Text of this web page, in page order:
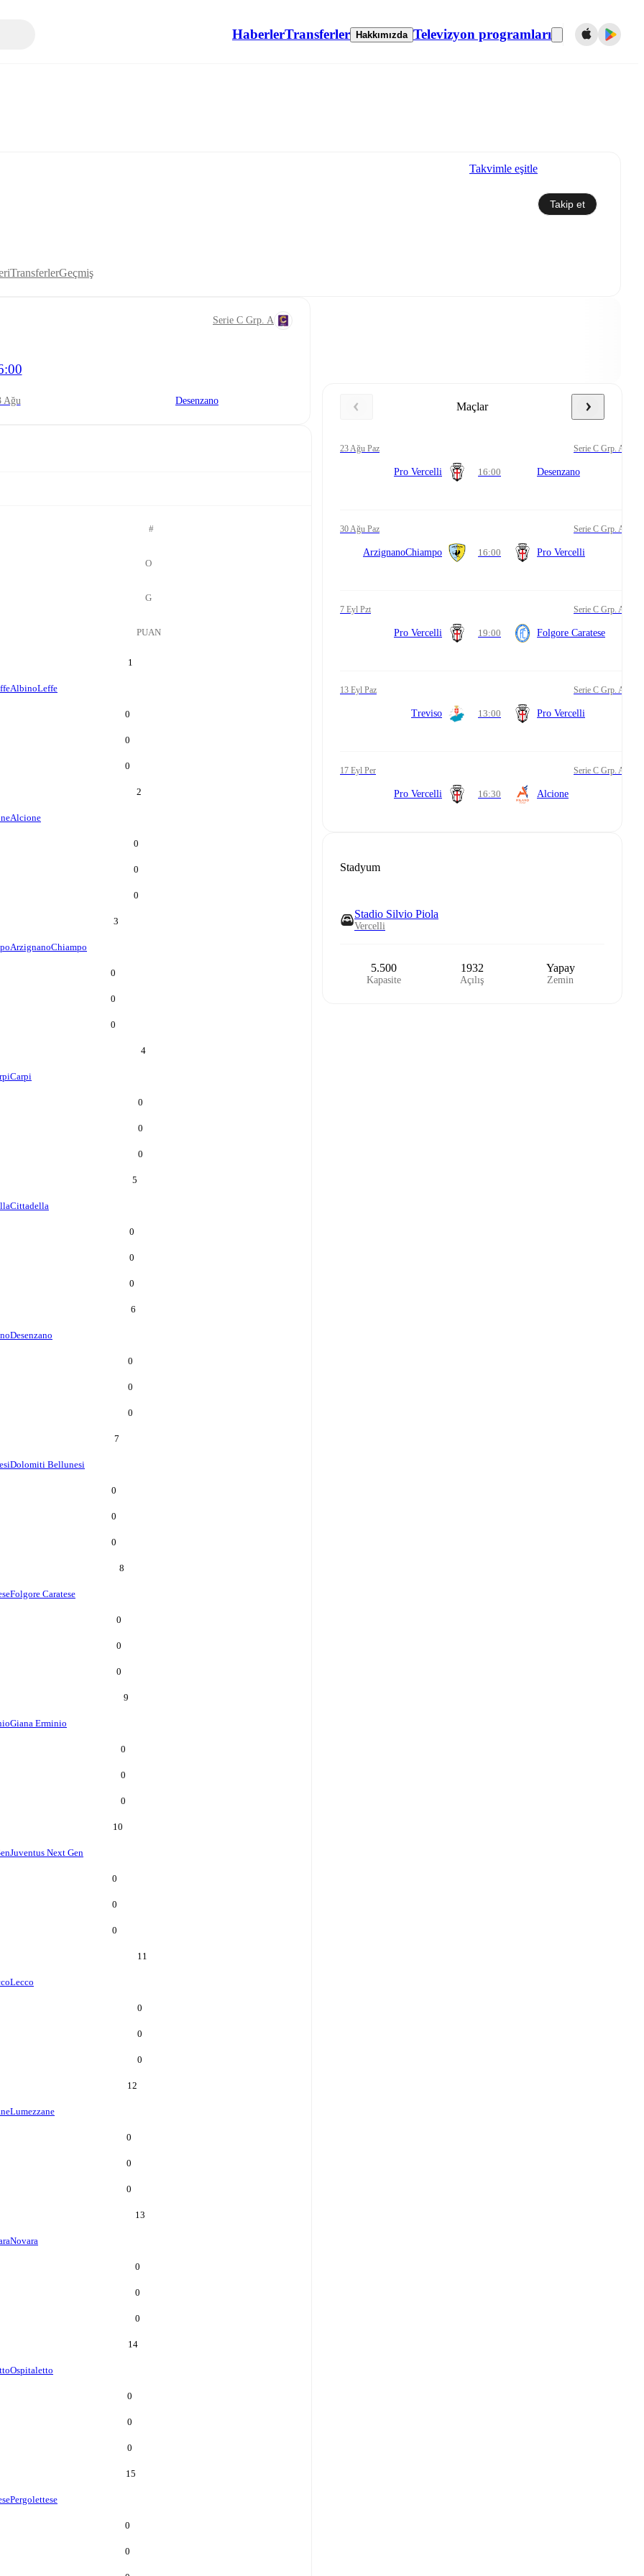
HaberlerTransferler Hakkımızda Televizyon programları
Takvimle eşitle
Takip et
TransferlerGeçmiş
Serie C Grp. A
Ağu Desenzano
#
O
G
PUAN
1
AlbinoLeffe
0
0
0
2
Alcione
0
0
0
3
ArzignanoChiampo
0
0
0
4
Carpi
0
0
0
5
Cittadella
0
0
0
6
Desenzano
0
0
0
7
Dolomiti Bellunesi
0
0
0
8
Folgore Caratese
0
0
0
9
Giana Erminio
0
0
0
10
Juventus Next Gen
0
0
0
11
Lecco
0
0
0
12
Lumezzane
0
0
0
13
Novara
0
0
0
14
Ospitaletto
0
0
0
15
Pergolettese
0
0
Maçlar
23 Ağu Paz Serie C Grp. A
Pro Vercelli 16:00 Desenzano
30 Ağu Paz Serie C Grp. A
ArzignanoChiampo 16:00 Pro Vercelli
7 Eyl Pzt Serie C Grp. A
Pro Vercelli 19:00 Folgore Caratese
13 Eyl Paz Serie C Grp. A
Treviso 13:00 Pro Vercelli
17 Eyl Per Serie C Grp. A
Pro Vercelli 16:30 Alcione
Stadyum
Stadio Silvio Piola
Vercelli
5.500
Kapasite
1932
Açılış
Yapay
Zemin